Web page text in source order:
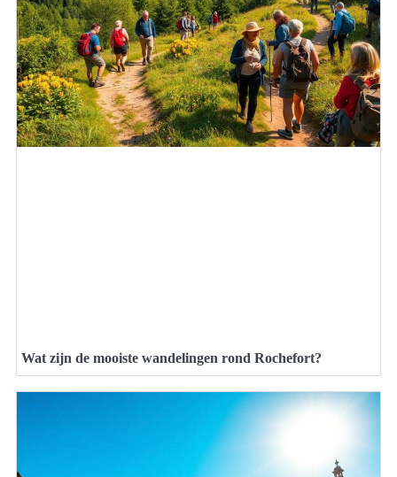
Wat zijn de mooiste wandelingen rond Rochefort?